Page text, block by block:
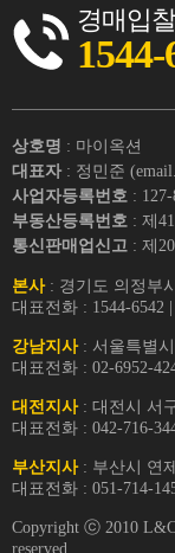
경매입
1544-
상호명 : 마이옥션
대표자 : 정민준
사업자등록번호 :
부동산등록번호 : 제
통신판매업신고 : 제
본사: 경기도 의정부
대표전화 : 1544-6542
강남지사: 서울특별시
대표전화 : 02-6952-
대전지사: 대전시 서
대표전화 : 042-716-
부산지사: 부산시 연
대표전화 : 051-714-
Copyright ⓒ 2010
reserved.